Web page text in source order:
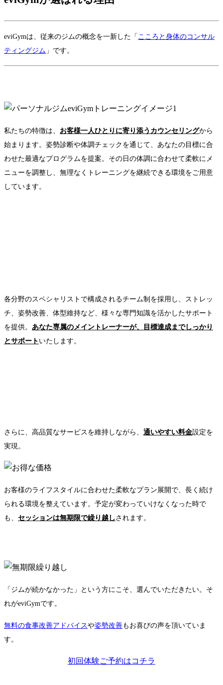
eviGymは、従来のジムの概念を一新した「こころと身体のコンサル
ティングジム 」です。
私たちの特徴は、 お客様一人ひとりに寄り添うカウンセリングから
始まります。姿勢診断や体調チェックを通じて、あなたの目標に合
わせた最適なプログラムを提案。その日の体調に合わせて柔軟にメ
ニューを調整し、無理なくトレーニングを継続できる環境をご用意
しています。
各分野のスペシャリストで構成されるチーム制を採用し、ストレッ
チ、姿勢改善、体型維持など、様々な専門知識を活かしたサポート
を提供。 あなた専属のメイントレーナーが、目標達成までしっかり
とサポートいたします。
さらに、高品質なサービスを維持しながら、 通いやすい料金設定を
実現。
お客様のライフスタイルに合わせた柔軟なプラン展開で、長く続け
られる環境を整えています。予定が変わっていけなくなった時で
も、 セッションは無期限で繰り越しされます。
「ジムが続かなかった」という方にこそ、選んでいただきたい。そ
れがeviGymです。
無料の食事改善アドバイスや姿勢改善もお喜びの声を頂いていま
す。
初回体験ご予約はコチラ